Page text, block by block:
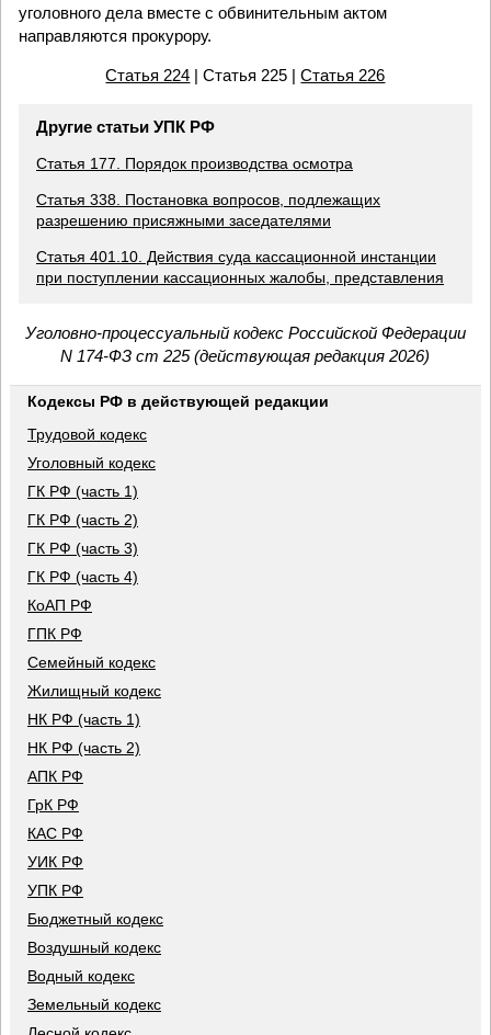
уголовного дела вместе с обвинительным актом
направляются прокурору.
Статья 224 | Статья 225 |Статья 226
Другие статьи УПК РФ
Статья 177. Порядок производства осмотра
Статья 338. Постановка вопросов, подлежащих
разрешению присяжными заседателями
Статья 401.10. Действия суда кассационной инстанции
при поступлении кассационных жалобы, представления
Уголовно-процессуальный кодекс Российской Федерации
N 174-ФЗ ст 225 (действующая редакция 2026)
Кодексы РФ в действующей редакции
Трудовой кодекс
Уголовный кодекс
ГК РФ (часть 1)
ГК РФ (часть 2)
ГК РФ (часть 3)
ГК РФ (часть 4)
КоАП РФ
ГПК РФ
Семейный кодекс
Жилищный кодекс
НК РФ (часть 1)
НК РФ (часть 2)
АПК РФ
ГрК РФ
КАС РФ
УИК РФ
УПК РФ
Бюджетный кодекс
Воздушный кодекс
Водный кодекс
Земельный кодекс